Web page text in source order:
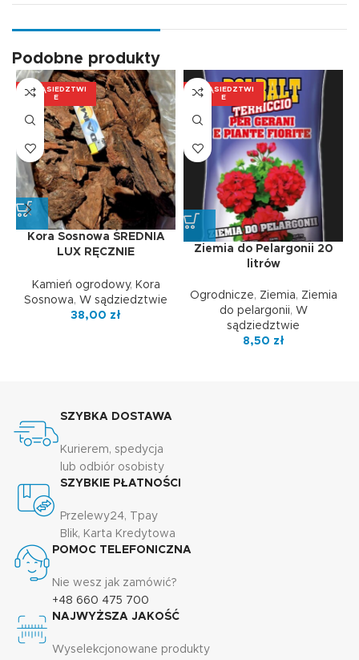
Podobne produkty
W SĄSIEDZTWI
E
Kora Sosnowa ŚREDNIA
LUX RĘCZNIE
Kamień ogrodowy, Kora
Sosnowa, W sądziedztwie
38,00 zł
W SĄSIEDZTWI
E
Ziemia do Pelargonii 20
litrów
Ogrodnicze, Ziemia, Ziemia
do pelargonii, W
sądziedztwie
8,50 zł
SZYBKA DOSTAWA
Kurierem, spedycja
lub odbiór osobisty
SZYBKIE PŁATNOŚCI
Przelewy24, Tpay
Blik, Karta Kredytowa
POMOC TELEFONICZNA
Nie wesz jak zamówić?
+48 660 475 700
NAJWYŻSZA JAKOŚĆ
Wyselekcjonowane produkty